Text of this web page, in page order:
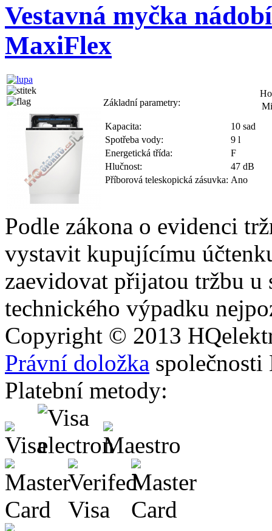
Vestavná myčka
MaxiFlex
Základní parametry:
Kapacita:
10 sad
Spotřeba vody:
9 l
Energetická třída:
F
Hlučnost:
47 dB
Příborová teleskopická zásuvka: Ano
Podle zákona o evidenci
vystavit kupujícímu
zaevidovat přijatou tržbu u
technického výpadku
Copyright © 2013 HQ
Právní doložka
Platební metody: